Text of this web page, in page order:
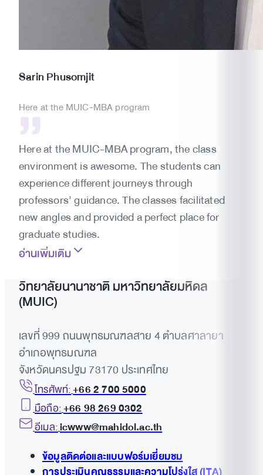
SarinPhusomjit
Here at the MUIC-MBA program
Here at the MUIC-MBA program, the class
environment is awesome. The students can
experience different journeys through
professors' guidance. The classes facilitated
new angles and provided a perfect place for
graduate studies.
อ่านเพิ่มเติม
วิทยาลัยนานาชาติ มหาวิทยาลัยมหิดล
(MUIC)
เลขที่ 999 ถนนพุทธมณฑลสาย 4 ตำบลศาลายา
อำเภอพุทธมณฑล
จังหวัดนครปฐม 73170 ประเทศไทย
โทรศัพท์:+66 2 700 5000
มือถือ:+66 98 269 0302
อีเมล:icwww@mahidol.ac.th
ข้อมูลติดต่อและแบบฟอร์มเยี่ยมชม